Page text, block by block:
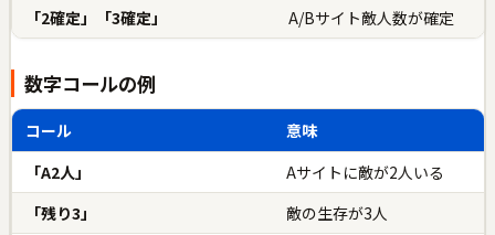
「2確定」「3確定」
A/Bサイト敵人数が確定
数字コールの例
コール
意味
「A2人」
Aサイトに敵が2人いる
「残り3」
敵の生存が3人